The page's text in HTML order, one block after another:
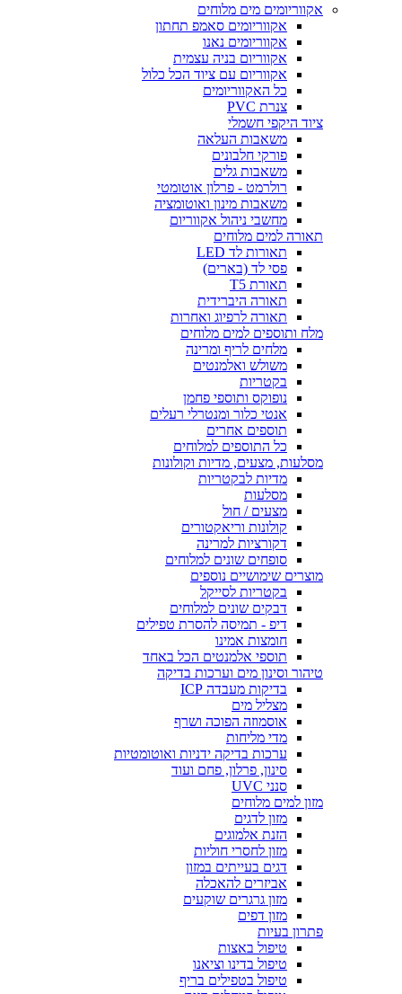
אקווריומים מים מלוחים
אקווריומים סאמפ תחתון
אקווריומים נאנו
אקווריום בניה עצמית
אקווריום עם ציוד הכל כלול
כל האקווריומים
צנרת PVC
ציוד היקפי חשמלי
משאבות העלאה
פורקי חלבונים
משאבות גלים
רולרמט - פרלון אוטומטי
משאבות מינון ואוטומציה
מחשבי ניהול אקווריום
תאורה למים מלוחים
תאורות לד LED
פסי לד (בארים)
תאורת T5
תאורה היברידית
תאורה לרפיוג ואחרות
מלח ותוספים למים מלוחים
מלחים לריף ומרינה
משולש ואלמנטים
בקטריות
נופוקס ותוספי פחמן
אנטי כלור ומנטרלי רעלים
תוספים אחרים
כל התוספים למלוחים
מסלעות, מצעים, מדיות וקולונות
מדיות לבקטריות
מסלעות
מצעים / חול
קולונות וריאקטורים
דקורציות למרינה
סופחים שונים למלוחים
מוצרים שימושיים נוספים
בקטריות לסייקל
דבקים שונים למלוחים
דיפ - תמיסה להסרת טפילים
חומצות אמינו
תוספי אלמנטים הכל באחד
טיהור וסינון מים וערכות בדיקה
בדיקות מעבדה ICP
מצליל מים
אוסמוזה הפוכה ושרף
מדי מליחות
ערכות בדיקה ידניות ואוטומטיות
סינון, פרלון, פחם ועוד
סנני UVC
מזון למים מלוחים
מזון לדגים
הזנת אלמוגים
מזון לחסרי חוליות
דגים בעייתים במזון
אביזרים להאכלה
מזון גרגרים שוקעים
מזון דפים
פתרון בעיות
טיפול באצות
טיפול בדינו וציאנו
טיפול בטפילים בריף